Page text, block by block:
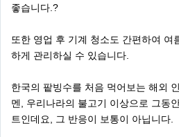
좋습니다.?
또한 영업 후 기계 청소도 간편하여 여
하게 관리하실 수 있습니다.
한국의 팥빙수를 처음 먹어보는 해외
멘, 우리나라의 불고기 이상으로 그동
트인데요, 그 반응이 보통이 아닙니다.